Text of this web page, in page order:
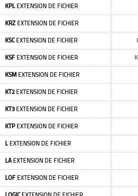
KPLEXTENSION DE FICHIER
KRZ EXTENSION DE FICHIER
KSCEXTENSION DE FICHIER
KSF EXTENSION DE FICHIER
KSM EXTENSION DE FICHIER
KT2EXTENSION DE FICHIER
KT3EXTENSION DE FICHIER
KTPEXTENSION DE FICHIER
LEXTENSION DE FICHIER
LAEXTENSION DE FICHIER
LOF EXTENSION DE FICHIER